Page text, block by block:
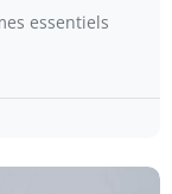
essentiels